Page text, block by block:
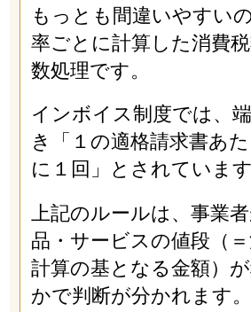
もっとも間違いやすい
率ごとに計算した消費
数処理です。
インボイス制度では、
き「１の適格請求書あ
に１回」とされています
上記のルールは、事業
品・サービスの値段（
計算の基となる金額）
かで判断が分かれます。